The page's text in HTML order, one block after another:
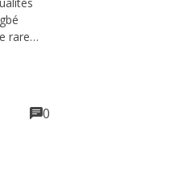
rare
à
et du
0